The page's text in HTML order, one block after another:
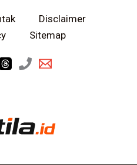
Disclaimer
Sitemap